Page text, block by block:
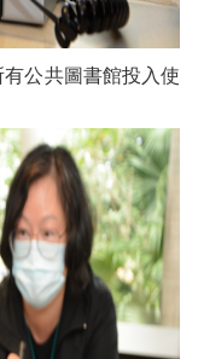
公共圖書館投入使